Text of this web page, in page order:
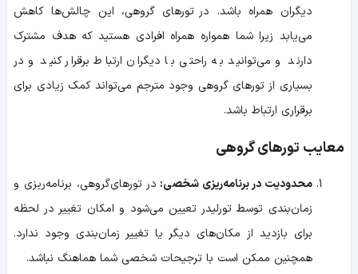
دیگران همراه باشد. در تورهای گروهی، این چالش‌ها کاهش
می‌یابد زیرا شما همواره همراه افرادی هستید که هدف مشترک
دارند و می‌توانید به راحتی با دیگران ارتباط برقرار کنید و در
بسیاری از تورهای گروهی وجود مترجم می‌تواند کمک زیادی برای
برقراری ارتباط باشد.
معایب تورهای گروهی
محدودیت در برنامه‌ریزی شخصی: در تورهای‌گروهی، برنامه‌ریزی و
زمان‌بندی توسط تورلیدر تعیین می‌شود و امکان تغییر در لحظه
برای بازدید از مکان‌های دیگر یا تغییر زمان‌بندی وجود ندارد.
همچنین ممکن است با ترجیحات شخصی شما هماهنگ نباشد.